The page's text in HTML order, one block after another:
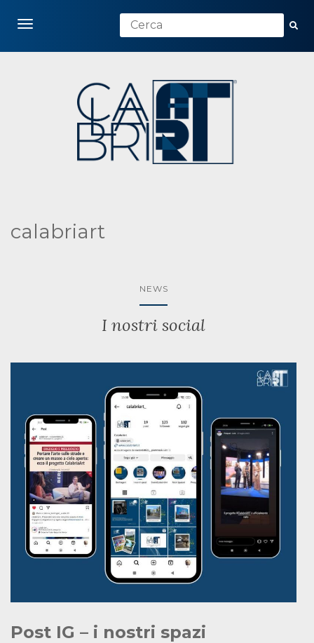
Toggle navigation
calabriart
NEWS
I nostri social
Post IG – i nostri spazi